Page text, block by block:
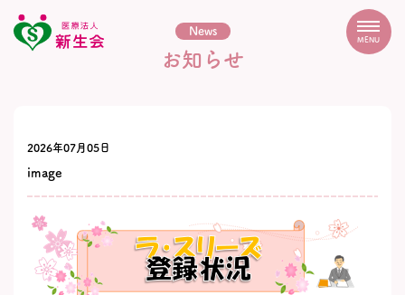
MENU
News
お知らせ
2026年07月05日
image